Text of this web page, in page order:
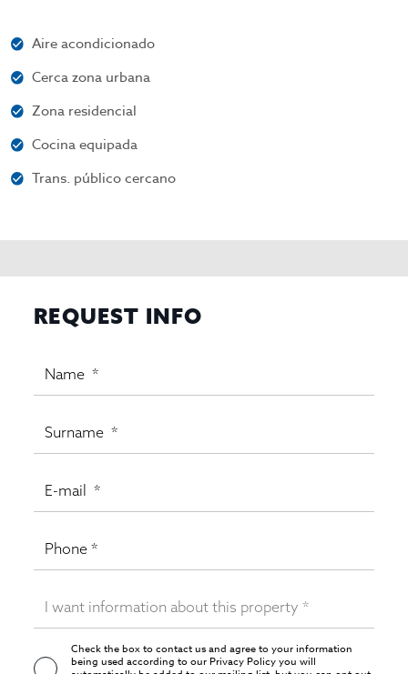
Aire acondicionado
Cerca zona urbana
Zona residencial
Cocina equipada
Trans. público cercano
REQUEST INFO
Check the box to contact us and agree to your information
being used according to ourPrivacy Policyyou will